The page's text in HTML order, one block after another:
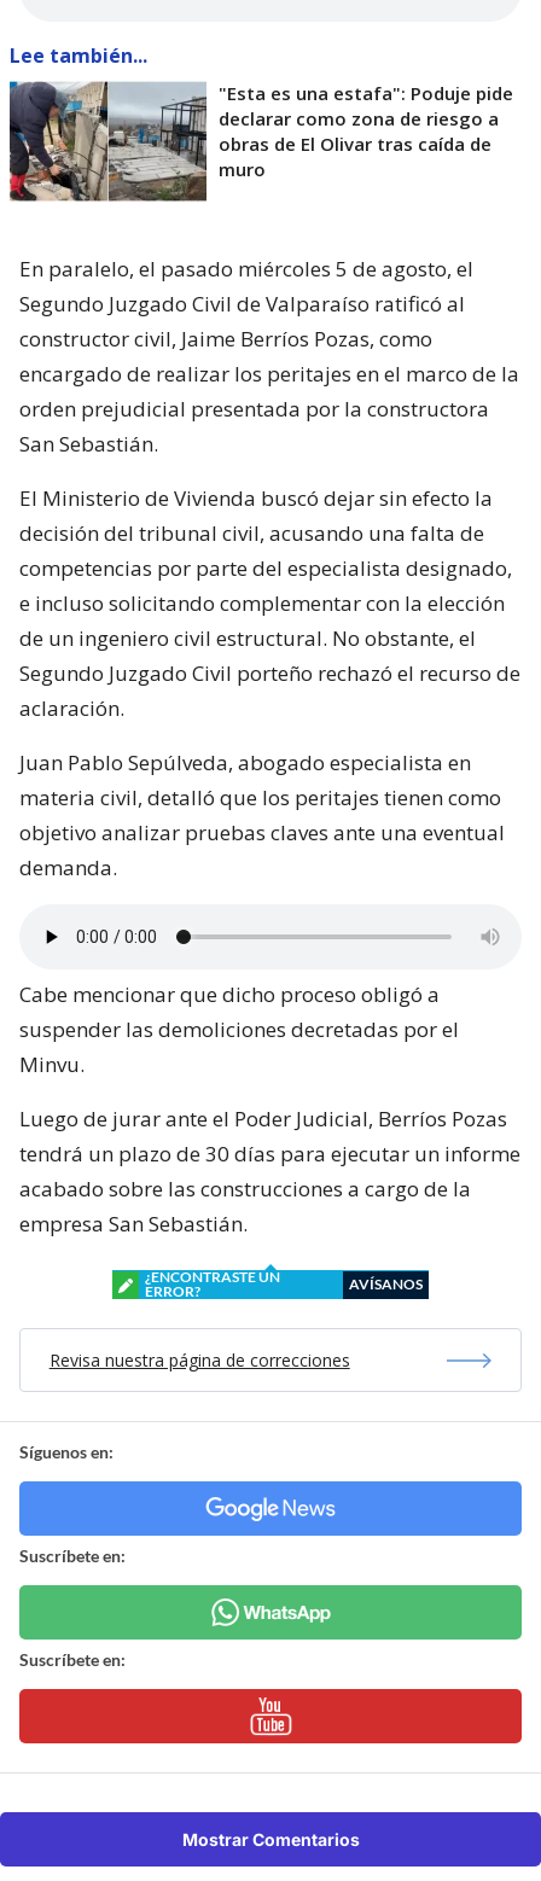
Lee también...
"Esta es una estafa": Poduje pide
declarar como zona de riesgo a
obras de El Olivar tras caída de
muro
En paralelo, el pasado miércoles 5 de agosto, el
Segundo Juzgado Civil de Valparaíso ratificó al
constructor civil, Jaime Berríos Pozas, como
encargado de realizar los peritajes en el marco de la
orden prejudicial presentada por la constructora
San Sebastián.
El Ministerio de Vivienda buscó dejar sin efecto la
decisión del tribunal civil, acusando una falta de
competencias por parte del especialista designado,
e incluso solicitando complementar con la elección
de un ingeniero civil estructural. No obstante, el
Segundo Juzgado Civil porteño rechazó el recurso de
aclaración.
Juan Pablo Sepúlveda, abogado especialista en
materia civil, detalló que los peritajes tienen como
objetivo analizar pruebas claves ante una eventual
demanda.
Cabe mencionar que dicho proceso obligó a
suspender las demoliciones decretadas por el
Minvu.
Luego de jurar ante el Poder Judicial, Berríos Pozas
tendrá un plazo de 30 días para ejecutar un informe
acabado sobre las construcciones a cargo de la
empresa San Sebastián.
¿ENCONTRASTE UN
ERROR?
AVÍSANOS
Revisa nuestra página de correcciones
Síguenos en:
Suscríbete en:
Suscríbete en:
Mostrar Comentarios